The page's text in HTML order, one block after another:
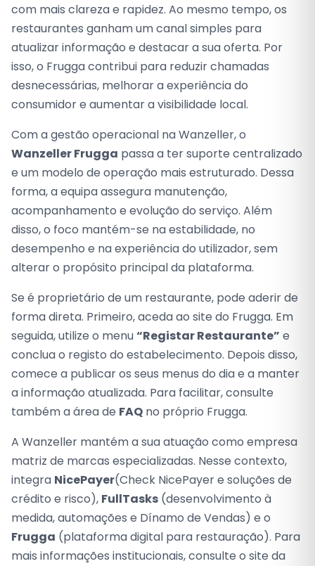
com mais clareza e rapidez. Ao mesmo tempo, os
restaurantes ganham um canal simples para
atualizar informação e destacar a sua oferta. Por
isso, o Frugga contribui para reduzir chamadas
desnecessárias, melhorar a experiência do
consumidor e aumentar a visibilidade local.
Com a gestão operacional na Wanzeller, o
Wanzeller Frugga passa a ter suporte centralizado
e um modelo de operação mais estruturado. Dessa
forma, a equipa assegura manutenção,
acompanhamento e evolução do serviço. Além
disso, o foco mantém-se na estabilidade, no
desempenho e na experiência do utilizador, sem
alterar o propósito principal da plataforma.
Se é proprietário de um restaurante, pode aderir de
forma direta. Primeiro, aceda ao site do Frugga. Em
seguida, utilize o menu“Registar Restaurante” e
conclua o registo do estabelecimento. Depois disso,
comece a publicar os seus menus do dia e a manter
a informação atualizada. Para facilitar, consulte
também a área de FAQ no próprio Frugga.
A Wanzeller mantém a sua atuação como empresa
matriz de marcas especializadas. Nesse contexto,
integra NicePayer(Check NicePayer e soluções de
crédito e risco), FullTasks (desenvolvimento à
medida, automações e Dínamo de Vendas) e o
Frugga (plataforma digital para restauração). Para
mais informações institucionais, consulte o site da